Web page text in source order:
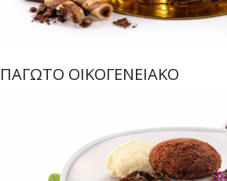
ΠΑΓΩΤΟ ΟΙΚΟΓΕΝΕΙΑΚΟ